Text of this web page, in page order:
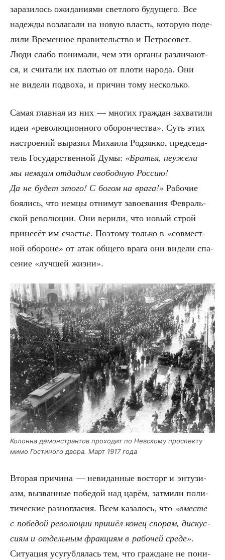
зара­зи­лось ожи­да­ни­я­ми свет­ло­го буду­ще­го. Все
надеж­ды воз­ла­га­ли на новую власть, кото­рую поде­
ли­ли Вре­мен­ное пра­ви­тель­ство и Пет­ро­со­вет.
Люди сла­бо пони­ма­ли, чем эти орга­ны раз­ли­ча­ют­
ся, и счи­та­ли их пло­тью от пло­ти наро­да. Они
не виде­ли под­во­ха, и при­чин тому несколько.
Самая глав­ная из них — мно­гих граж­дан захва­ти­ли
идеи «рево­лю­ци­он­но­го обо­рон­че­ства». Суть этих
настро­е­ний выра­зил Миха­и­ла Родзян­ко, пред­се­да­
тель Госу­дар­ствен­ной Думы: «Бра­тья, неуже­ли
мы нем­цам отда­дим сво­бод­ную Рос­сию!
Да не будет это­го! С богом на вра­га!» Рабо­чие
боя­лись, что нем­цы отни­мут заво­е­ва­ния Фев­раль­
ской рево­лю­ции. Они вери­ли, что новый строй
при­не­сёт им сча­стье. Поэто­му толь­ко в «сов­мест­
ной обо­роне» от атак обще­го вра­га они виде­ли спа­
се­ние «луч­шей жизни».
Колон­на демон­стран­тов про­хо­дит по Нев­ско­му про­спек­ту
мимо Гости­но­го дво­ра. Март 1917 года
Вто­рая при­чи­на — неви­дан­ные вос­торг и энту­зи­
азм, вызван­ные побе­дой над царём, затми­ли поли­
ти­че­ские раз­но­гла­сия. Всем каза­лось, что «вме­сте
с побе­дой рево­лю­ции при­шёл конец спо­рам, дис­кус­
си­ям и отдель­ным фрак­ци­ям в рабо­чей сре­де».
Ситу­а­ция усу­губ­ля­лась тем, что граж­дане не пони­